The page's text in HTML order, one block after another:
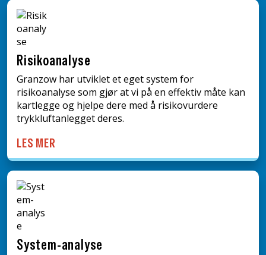
Risikoanalyse
Granzow har utviklet et eget system for
risikoanalyse som gjør at vi på en effektiv måte kan
kartlegge og hjelpe dere med å risikovurdere
trykkluftanlegget deres.
LES MER
System-analyse